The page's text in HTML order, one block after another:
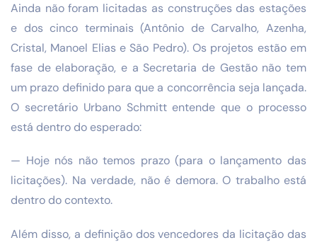
Ainda não foram licitadas as construções das estações
e dos cinco terminais (Antônio de Carvalho, Azenha,
Cristal, Manoel Elias e São Pedro). Os projetos estão em
fase de elaboração, e a Secretaria de Gestão não tem
um prazo definido para que a concorrência seja lançada.
O secretário Urbano Schmitt entende que o processo
está dentro do esperado:
— Hoje nós não temos prazo (para o lançamento das
licitações). Na verdade, não é demora. O trabalho está
dentro do contexto.
Além disso, a definição dos vencedores da licitação das